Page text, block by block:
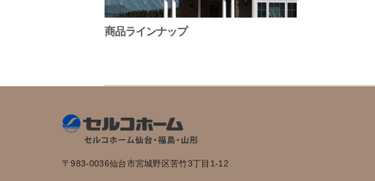
商品ラインナップ
〒983-0036仙台市宮城野区苦竹3丁目1-12